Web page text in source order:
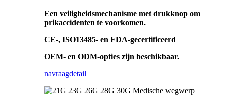
Een veiligheidsmechanisme met drukknop om
prikaccidenten te voorkomen.
CE-, ISO13485- en FDA-gecertificeerd
OEM- en ODM-opties zijn beschikbaar.
navraagdetail